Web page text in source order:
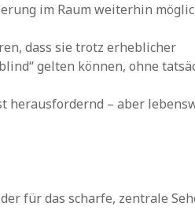
im Raum weiterhin
dass sie trotz erheblicher
gelten können, ohne
herausfordernd – aber
für das scharfe, zentrale